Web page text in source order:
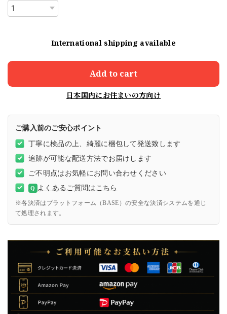
International shipping available
Add to cart
日本国内にお住まいの方向け
ご購入前のご安心ポイント
丁寧に検品の上、綺麗に梱包して発送致します
追跡が可能な配送方法でお届けします
ご不明点はお気軽にお問い合わせください
Q よくあるご質問はこちら
※各決済はプラットフォーム（BASE）の安全な決済システムを通じ
て処理されます。